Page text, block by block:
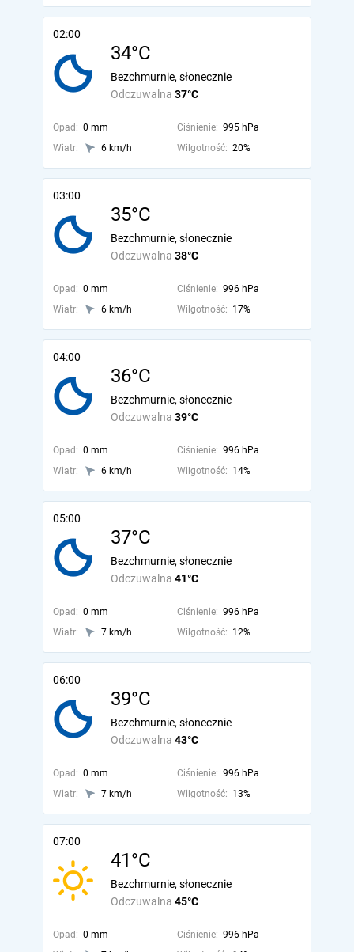
02:00
34°C
Odczuwalna 37°C
Bezchmurnie, słonecznie
Opad: 0 mm Ciśnienie: 995 hPa
Wiatr:
6 km/h Wilgotność: 20%
03:00
35°C
Odczuwalna 38°C
Bezchmurnie, słonecznie
Opad: 0 mm Ciśnienie: 996 hPa
Wiatr:
6 km/h Wilgotność: 17%
04:00
36°C
Odczuwalna 39°C
Bezchmurnie, słonecznie
Opad: 0 mm Ciśnienie: 996 hPa
Wiatr:
6 km/h Wilgotność: 14%
05:00
37°C
Odczuwalna 41°C
Bezchmurnie, słonecznie
Opad: 0 mm Ciśnienie: 996 hPa
Wiatr:
7 km/h Wilgotność: 12%
06:00
39°C
Odczuwalna 43°C
Bezchmurnie, słonecznie
Opad: 0 mm Ciśnienie: 996 hPa
Wiatr:
7 km/h Wilgotność: 13%
07:00
41°C
Odczuwalna 45°C
Bezchmurnie, słonecznie
Opad: 0 mm Ciśnienie: 996 hPa